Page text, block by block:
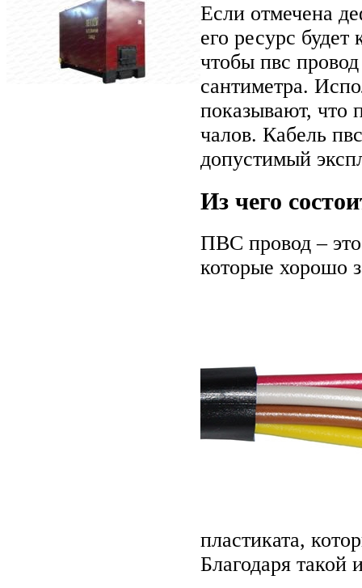
Если отмечена
его ресурс
чтобы пвс
сантиметра.
показывают, что
чалов. Кабель
допустимый
Из чего
ПВС провод –
которые хорошо
пластиката,
Благодаря такой